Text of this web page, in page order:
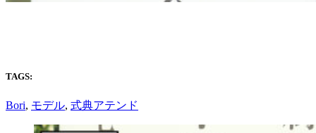
TAGS:
Bori, モデル, 式典アテンド